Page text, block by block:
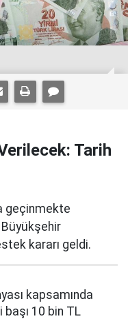
Tarih
geçinmekte
kararı geldi.
kapsamında
başı 10 bin TL